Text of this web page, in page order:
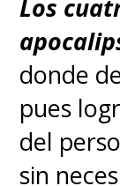
Los
donde
pues
del
sin